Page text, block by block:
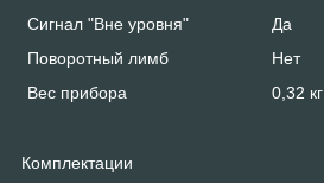
Сигнал "Вне уровня"
Да
Поворотный лимб
Нет
Вес прибора
0,32 кг
Комплектации